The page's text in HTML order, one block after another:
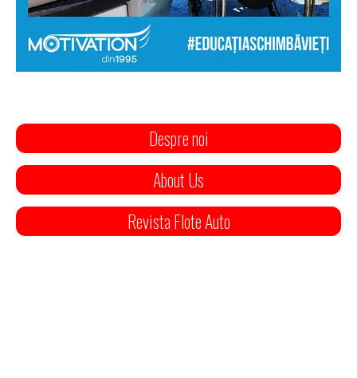
Despre noi
About Us
Revista Flote Auto